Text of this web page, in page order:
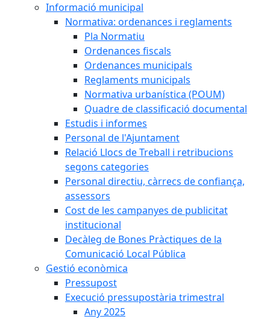
Informació municipal
Normativa: ordenances i reglaments
Pla Normatiu
Ordenances fiscals
Ordenances municipals
Reglaments municipals
Normativa urbanística (POUM)
Quadre de classificació documental
Estudis i informes
Personal de l'Ajuntament
Relació Llocs de Treball i retribucions
segons categories
Personal directiu, càrrecs de confiança,
assessors
Cost de les campanyes de publicitat
institucional
Decàleg de Bones Pràctiques de la
Comunicació Local Pública
Gestió econòmica
Pressupost
Execució pressupostària trimestral
Any 2025